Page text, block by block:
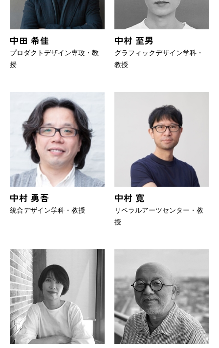
中田 希佳
プロダクトデザイン専攻・教
授
中村 至男
グラフィックデザイン学科・
教授
中村 勇吾
統合デザイン学科・教授
中村 寛
リベラルアーツセンター・教
授